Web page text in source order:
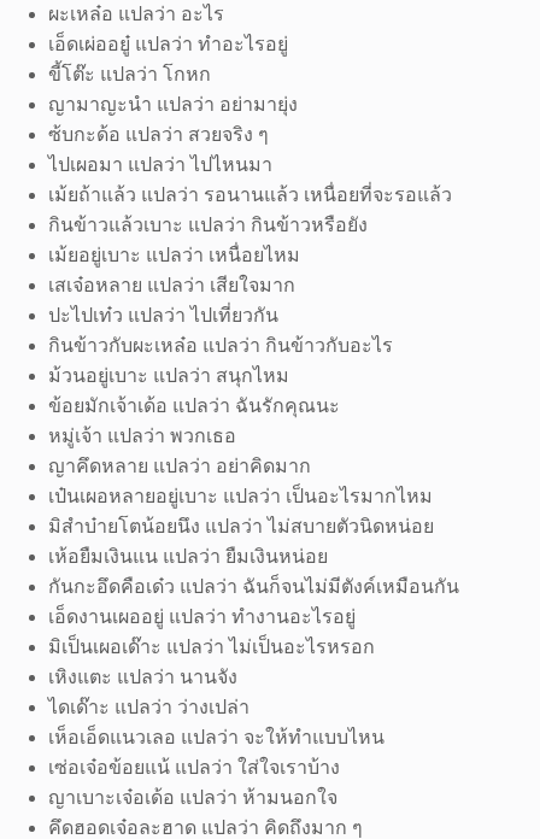
ผะเหล๋อ แปลว่า อะไร
เอ็ดเผ่ออยู๋ แปลว่า ทำอะไรอยู่
ขี้โต๊ะ แปลว่า โกหก
ญามาญะนำ แปลว่า อย่ามายุ่ง
ซ้บกะด้อ แปลว่า สวยจริง ๆ
ไปเผอมา แปลว่า ไปไหนมา
เม้ยถ้าแล้ว แปลว่า รอนานแล้ว เหนื่อยที่จะรอแล้ว
กินข้าวแล้วเบาะ แปลว่า กินข้าวหรือยัง
เม้ยอยู่เบาะ แปลว่า เหนื่อยไหม
เสเจ๋อหลาย แปลว่า เสียใจมาก
ปะไปเท๋ว แปลว่า ไปเที่ยวกัน
กินข้าวกับผะเหล๋อ แปลว่า กินข้าวกับอะไร
ม้วนอยู่เบาะ แปลว่า สนุกไหม
ข้อยมักเจ้าเด้อ แปลว่า ฉันรักคุณนะ
หมู่เจ้า แปลว่า พวกเธอ
ญาคึดหลาย แปลว่า อย่าคิดมาก
เป๋นเผอหลายอยู่เบาะ แปลว่า เป็นอะไรมากไหม
มิสำบ๋ายโตน้อยนึง แปลว่า ไม่สบายตัวนิดหน่อย
เห้อยืมเงินแน แปลว่า ยืมเงินหน่อย
กันกะอึดคือเด๋ว แปลว่า ฉันก็จนไม่มีตังค์เหมือนกัน
เอ็ดงานเผออยู่ แปลว่า ทำงานอะไรอยู่
มิเป็นเผอเด๊าะ แปลว่า ไม่เป็นอะไรหรอก
เหิงแตะ แปลว่า นานจัง
ไดเด๊าะ แปลว่า ว่างเปล่า
เห็อเอ็ดแนวเลอ แปลว่า จะให้ทำแบบไหน
เซ่อเจ๋อข้อยแน้ แปลว่า ใส่ใจเราบ้าง
ญาเบาะเจ๋อเด้อ แปลว่า ห้ามนอกใจ
คึดฮอดเจ๋อละฮาด แปลว่า คิดถึงมาก ๆ